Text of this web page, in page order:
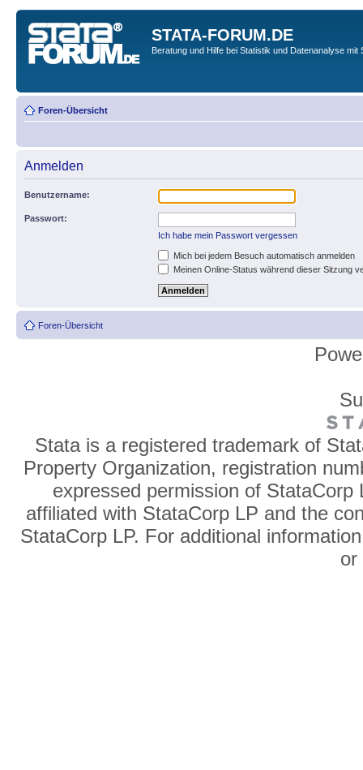
STATA-FORUM.DE
Beratung und Hilfe bei Statistik und Datenanalyse mit
Foren-Übersicht
Anmelden
Benutzername:
Passwort:
Ich habe mein Passwort vergessen
Mich bei jedem Besuch automatisch anmelden
Meinen Online-Status während dieser Sitzung
Foren-Übersicht
Stata is a registered trademark of
Property Organization, registration
expressed permission of
affiliated with StataCorp LP and the
StataCorp LP. For additional
or